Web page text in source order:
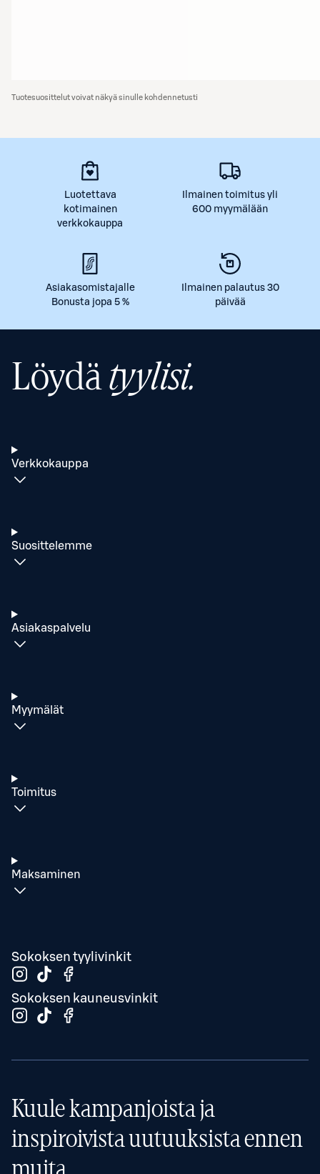
Tuotesuosittelut voivat näkyä sinulle kohdennetusti
Luotettava
kotimainen
verkkokauppa
Ilmainen toimitus yli
600 myymälään
Asiakasomistajalle
Bonusta jopa 5 %
Ilmainen palautus 30
päivää
Löydätyylisi.
Verkkokauppa
Suosittelemme
Asiakaspalvelu
Myymälät
Toimitus
Maksaminen
Sokoksen tyylivinkit
Sokoksen kauneusvinkit
Kuule kampanjoista ja
inspiroivista uutuuksista ennen